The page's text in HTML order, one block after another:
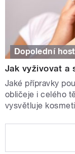
Dopolední host
Jak vyživovat a
Jaké přípravky
obličeje i celého
vysvětluje